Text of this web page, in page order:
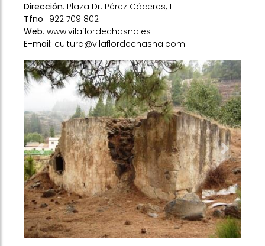
Dirección: Plaza Dr. Pérez Cáceres, 1
Tfno.: 922 709 802
Web: www.vilaflordechasna.es
E-mail: cultura@vilaflordechasna.com
Previous Next